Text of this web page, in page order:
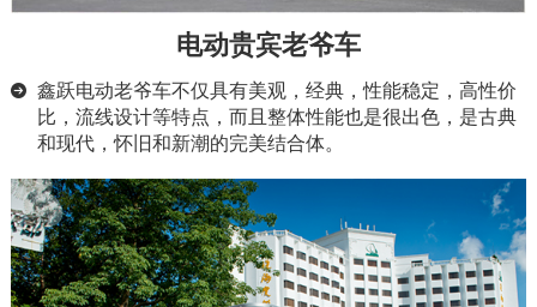
电动贵宾老爷车
鑫跃电动老爷车不仅具有美观，经典，性能稳定，高性价
比，流线设计等特点，而且整体性能也是很出色，是古典
和现代，怀旧和新潮的完美结合体。